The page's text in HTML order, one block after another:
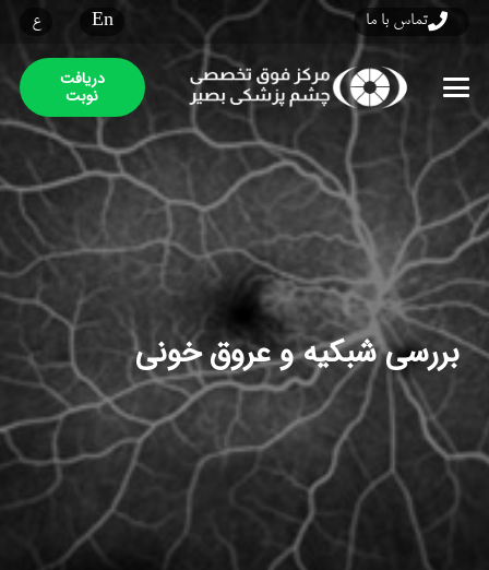
تماس با ما En ع
دریافت
نوبت
بررسی شبکیه و عروق خونی